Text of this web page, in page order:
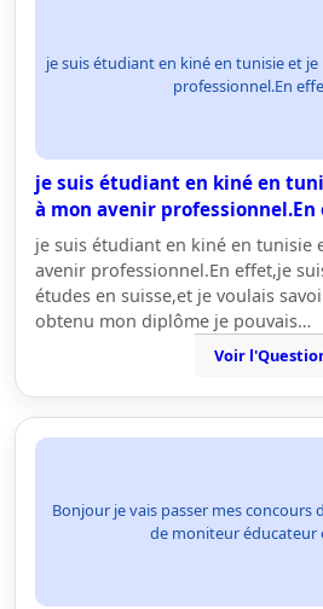
je suis étudiant en kiné en tunisie et
professionnel.En
je suis étudiant en kiné en
à mon avenir
je suis étudiant en kiné en tunisie
avenir professionnel.En effet,je
études en suisse,et je voulais
obtenu mon diplôme je pouvais…
Voir
Bonjour je vais passer mes concours
de moniteur éducateur